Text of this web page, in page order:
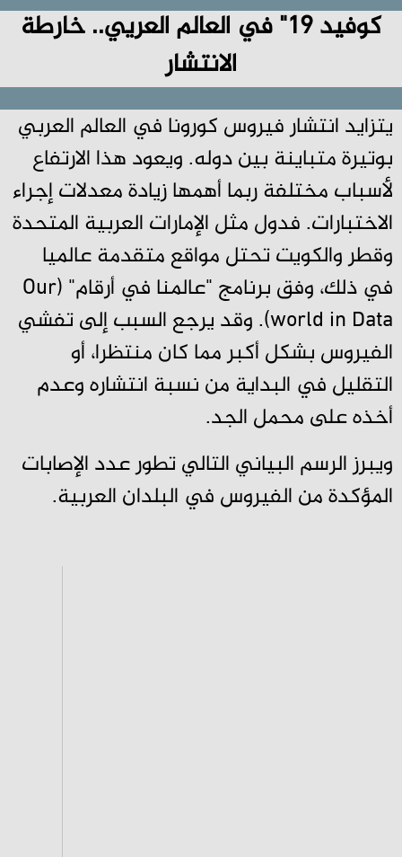
كوفيد 19" في العالم العريي.. خارطة
الانتشار
يتزايد انتشار فيروس كورونا في العالم العربي
بوتيرة متباينة بين دوله. ويعود هذا الارتفاع
لأسباب مختلفة ربما أهمها زيادة معدلات إجراء
الاختبارات. فدول مثل الإمارات العربية المتحدة
وقطر والكويت تحتل مواقع متقدمة عالميا
في ذلك، وفق برنامج "عالمنا في أرقام" (Our
world in Data). وقد يرجع السبب إلى تفشي
الفيروس بشكل أكبر مما كان منتظرا، أو
التقليل في البداية من نسبة انتشاره وعدم
أخذه على محمل الجد.
ويبرز الرسم البياني التالي تطور عدد الإصابات
المؤكدة من الفيروس في البلدان العربية.